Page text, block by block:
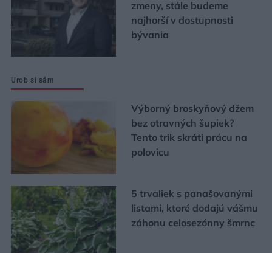
zmeny, stále budeme
najhorší v dostupnosti
bývania
Urob si sám
Výborný broskyňový džem
bez otravných šupiek?
Tento trik skráti prácu na
polovicu
5 trvaliek s panašovanými
listami, ktoré dodajú vášmu
záhonu celosezónny šmrnc